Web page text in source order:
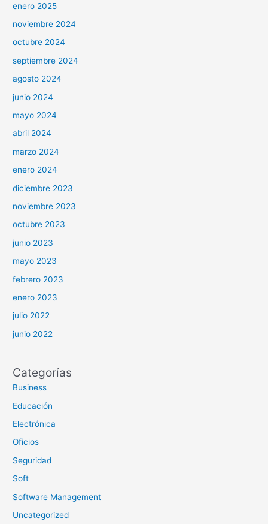
enero 2025
noviembre 2024
octubre 2024
septiembre 2024
agosto 2024
junio 2024
mayo 2024
abril 2024
marzo 2024
enero 2024
diciembre 2023
noviembre 2023
octubre 2023
junio 2023
mayo 2023
febrero 2023
enero 2023
julio 2022
junio 2022
Categorías
Business
Educación
Electrónica
Oficios
Seguridad
Soft
Software Management
Uncategorized